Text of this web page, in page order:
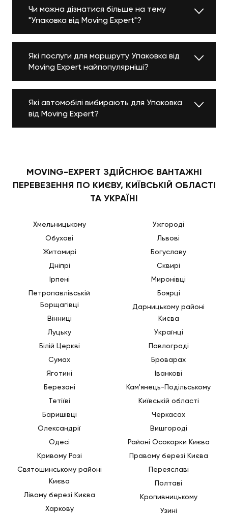
Чи можна дізнатися більше на тему
"Упаковка від Moving Expert"?
Які послуги для маршруту Упаковка від
Moving Expert найпопулярніші?
Які автомобілі вибирають для Упаковка
від Moving Expert?
MOVING-EXPERT ЗДІЙСНЮЄ ВАНТАЖНІ
ПЕРЕВЕЗЕННЯ ПО КИЄВУ, КИЇВСЬКІЙ ОБЛАСТІ
ТА УКРАЇНІ
Хмельницькому
Обухові
Житомирі
Дніпрі
Ірпені
Петропавлівській
Борщагівці
Вінниці
Луцьку
Білій Церкві
Сумах
Яготині
Березані
Тетіїві
Баришівці
Олександрії
Одесі
Кривому Розі
Святошинському районі
Києва
Лівому березі Києва
Харкову
Ужгороді
Львові
Богуславу
Сквирі
Миронівці
Боярці
Дарницькому районі
Києва
Українці
Павлограді
Броварах
Іванкові
Кам'янець-Подільському
Київській області
Черкасах
Вишгороді
Районі Осокорки Києва
Правому березі Києва
Переяславі
Полтаві
Кропивницькому
Узині